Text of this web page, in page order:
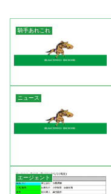
騎手あれこれ
ニュース
エージェント